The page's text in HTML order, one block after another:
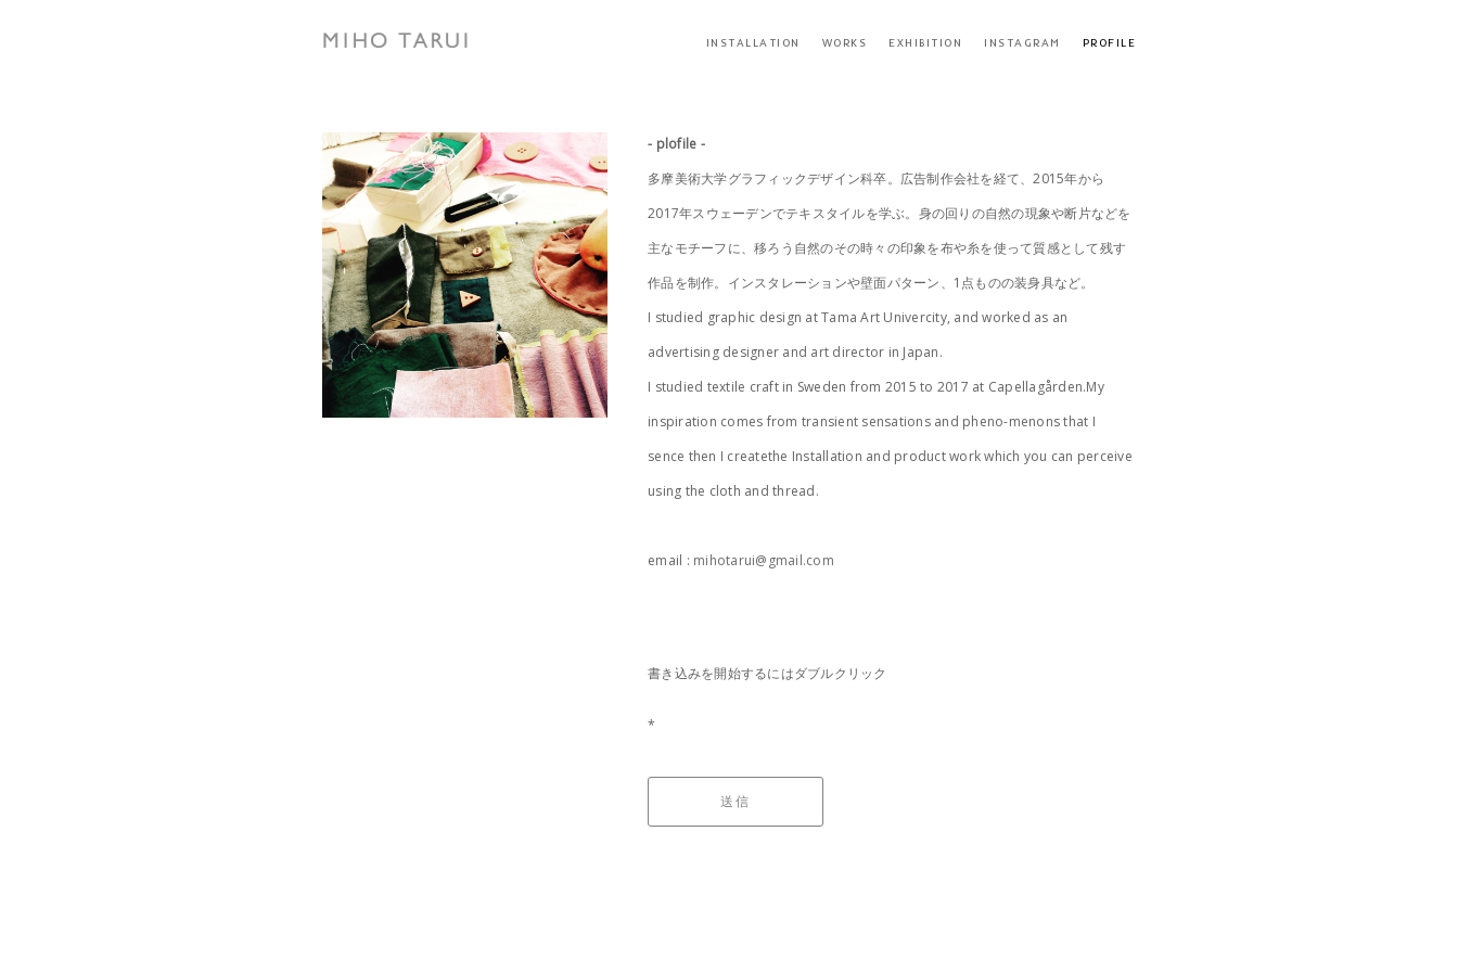
INSTALLATION WORKS EXHIBITION INSTAGRAM PROFILE
- plofile -
多摩美術大学グラフィックデザイン科卒。広告制作会社を経て、2015年から
2017年スウェーデンでテキスタイルを学ぶ。身の回りの自然の現象や断片などを
主なモチーフに、移ろう自然のその時々の印象を布や糸を使って質感として残す
作品を制作。インスタレーションや壁面パターン、1点ものの装身具など。
I studied graphic design at Tama Art Univercity, and worked as an
advertising designer and art director in Japan.
I studied textile craft in Sweden from 2015 to 2017 at Capellagården.My
inspiration comes from transient sensations and pheno-menons that I
sence then I createthe Installation and product work which you can perceive
using the cloth and thread.
email : mihotarui@gmail.com
書き込みを開始するにはダブルクリック
*
送信